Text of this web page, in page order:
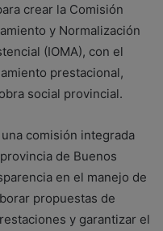
crear la Comisión
y Normalización
(IOMA), con el
prestacional,
social provincial.
comisión integrada
de Buenos
en el manejo de
propuestas de
y garantizar el